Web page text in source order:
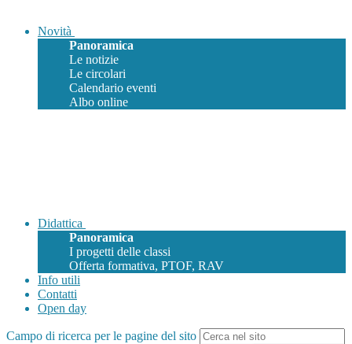
Novità
Panoramica
Le notizie
Le circolari
Calendario eventi
Albo online
Didattica
Panoramica
I progetti delle classi
Offerta formativa, PTOF, RAV
Info utili
Contatti
Open day
Campo di ricerca per le pagine del sito